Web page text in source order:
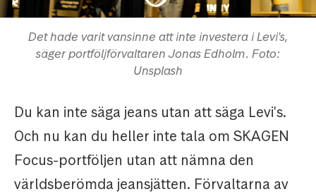
Det hade varit vansinne att inte investera i Levi's,
säger portföljförvaltaren Jonas Edholm. Foto:
Unsplash
Du kan inte säga jeans utan att säga Levi's.
Och nu kan du heller inte tala om SKAGEN
Focus-portföljen utan att nämna den
världsberömda jeansjätten. Förvaltarna av